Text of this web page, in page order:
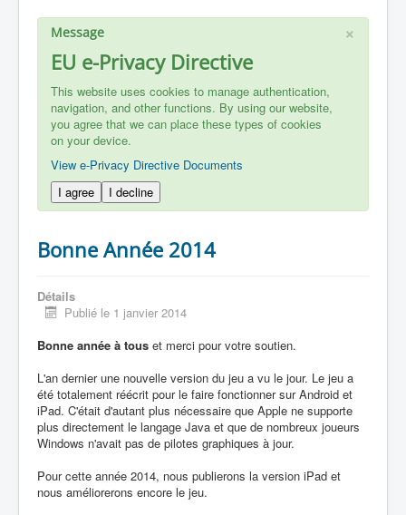
×
Message
EU e-Privacy Directive
This website uses cookies to manage authentication,
navigation, and other functions. By using our website,
you agree that we can place these types of cookies
on your device.
View e-Privacy Directive Documents
I agree
I decline
Bonne Année 2014
Détails
Publié le 1 janvier 2014
Bonne année à tous et merci pour votre soutien.
L'an dernier une nouvelle version du jeu a vu le jour. Le jeu a
été totalement réécrit pour le faire fonctionner sur Android et
iPad. C'était d'autant plus nécessaire que Apple ne supporte
plus directement le langage Java et que de nombreux joueurs
Windows n'avait pas de pilotes graphiques à jour.
Pour cette année 2014, nous publierons la version iPad et
nous améliorerons encore le jeu.